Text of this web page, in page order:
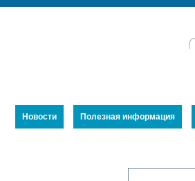
Новости Полезная информация